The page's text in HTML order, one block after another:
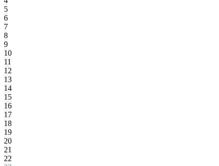
5
6
7
8
9
10
11
12
13
14
15
16
17
18
19
20
21
22